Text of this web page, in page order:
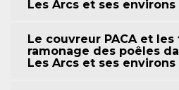
Les Arcs et ses environs
Le couvreur PACA et les
ramonage des poêles
Les Arcs et ses environs